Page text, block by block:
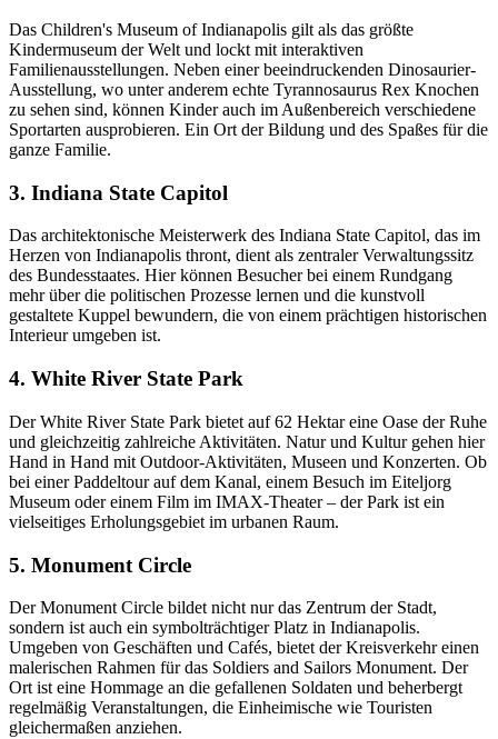
Das Children's Museum of Indianapolis gilt als das größte
Kindermuseum der Welt und lockt mit interaktiven
Familienausstellungen. Neben einer beeindruckenden Dinosaurier-
Ausstellung, wo unter anderem echte Tyrannosaurus Rex Knochen
zu sehen sind, können Kinder auch im Außenbereich verschiedene
Sportarten ausprobieren. Ein Ort der Bildung und des Spaßes für die
ganze Familie.
3. Indiana State Capitol
Das architektonische Meisterwerk des Indiana State Capitol, das im
Herzen von Indianapolis thront, dient als zentraler Verwaltungssitz
des Bundesstaates. Hier können Besucher bei einem Rundgang
mehr über die politischen Prozesse lernen und die kunstvoll
gestaltete Kuppel bewundern, die von einem prächtigen historischen
Interieur umgeben ist.
4. White River State Park
Der White River State Park bietet auf 62 Hektar eine Oase der Ruhe
und gleichzeitig zahlreiche Aktivitäten. Natur und Kultur gehen hier
Hand in Hand mit Outdoor-Aktivitäten, Museen und Konzerten. Ob
bei einer Paddeltour auf dem Kanal, einem Besuch im Eiteljorg
Museum oder einem Film im IMAX-Theater – der Park ist ein
vielseitiges Erholungsgebiet im urbanen Raum.
5. Monument Circle
Der Monument Circle bildet nicht nur das Zentrum der Stadt,
sondern ist auch ein symbolträchtiger Platz in Indianapolis.
Umgeben von Geschäften und Cafés, bietet der Kreisverkehr einen
malerischen Rahmen für das Soldiers and Sailors Monument. Der
Ort ist eine Hommage an die gefallenen Soldaten und beherbergt
regelmäßig Veranstaltungen, die Einheimische wie Touristen
gleichermaßen anziehen.